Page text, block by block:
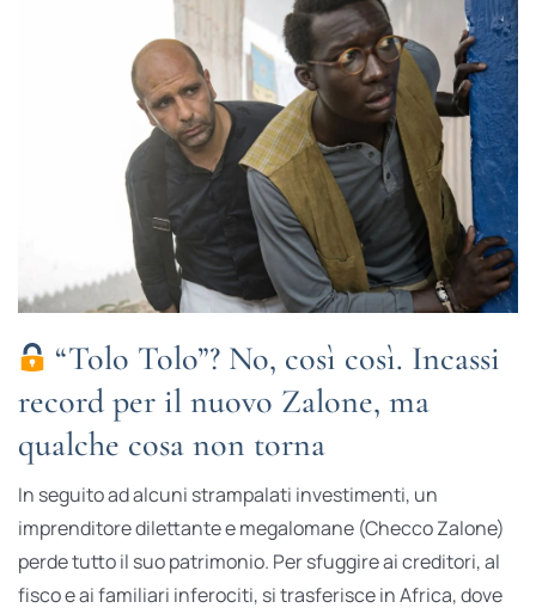
“Tolo Tolo”? No, così così. Incassi
record per il nuovo Zalone, ma
qualche cosa non torna
In seguito ad alcuni strampalati investimenti, un
imprenditore dilettante e megalomane (Checco Zalone)
perde tutto il suo patrimonio. Per sfuggire ai creditori, al
fisco e ai familiari inferociti, si trasferisce in Africa, dove